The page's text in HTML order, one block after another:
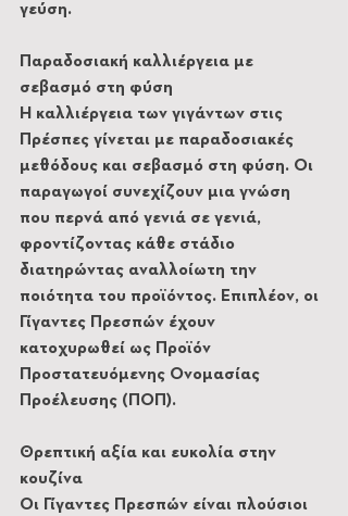
γεύση.
Παραδοσιακή καλλιέργεια με
σεβασμό στη φύση
Η καλλιέργεια των γιγάντων στις
Πρέσπες γίνεται με παραδοσιακές
μεθόδους και σεβασμό στη φύση. Οι
παραγωγοί συνεχίζουν μια γνώση
που περνά από γενιά σε γενιά,
φροντίζοντας κάθε στάδιο
διατηρώντας αναλλοίωτη την
ποιότητα του προϊόντος. Επιπλέον, οι
Γίγαντες Πρεσπών έχουν
κατοχυρωθεί ως Προϊόν
Προστατευόμενης Ονομασίας
Προέλευσης (ΠΟΠ).
Θρεπτική αξία και ευκολία στην
κουζίνα
Οι Γίγαντες Πρεσπών είναι πλούσιοι